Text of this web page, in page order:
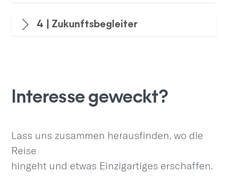
4 | Zukunftsbegleiter
Interesse geweckt?
Lass uns zusammen herausfinden, wo die
Reise
hingeht und etwas Einzigartiges erschaffen.